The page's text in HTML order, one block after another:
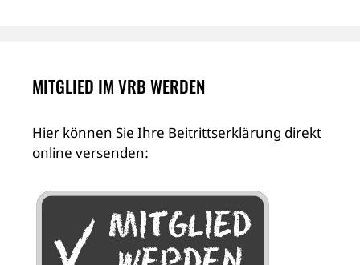
MITGLIED IM VRB WERDEN
Hier können Sie Ihre Beitrittserklärung direkt
online versenden: